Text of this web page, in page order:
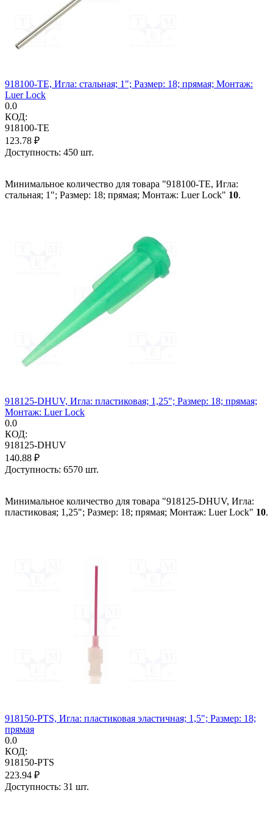
918100-TE, Игла: стальная; 1"; Размер: 18; прямая; Монтаж:
Luer Lock
0.0
КОД:
918100-TE
123.78 ₽
Доступность: 450 шт.
Минимальное количество для товара "918100-TE, Игла:
стальная; 1"; Размер: 18; прямая; Монтаж: Luer Lock" 10.
918125-DHUV, Игла: пластиковая; 1,25"; Размер: 18; прямая;
Монтаж: Luer Lock
0.0
КОД:
918125-DHUV
140.88 ₽
Доступность: 6570 шт.
Минимальное количество для товара "918125-DHUV, Игла:
пластиковая; 1,25"; Размер: 18; прямая; Монтаж: Luer Lock" 10.
918150-PTS, Игла: пластиковая эластичная; 1,5"; Размер: 18;
прямая
0.0
КОД:
918150-PTS
223.94 ₽
Доступность: 31 шт.